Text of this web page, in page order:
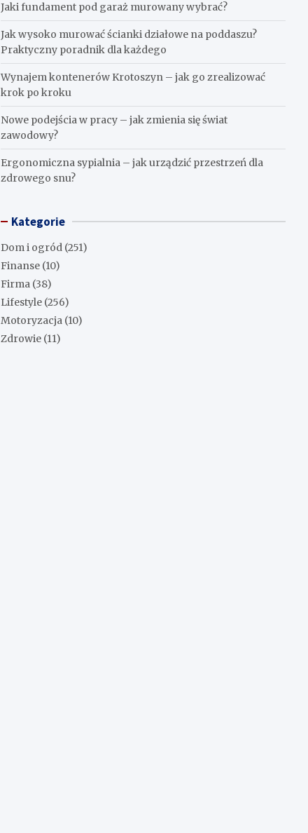
Jaki fundament pod garaż murowany wybrać?
Jak wysoko murować ścianki działowe na poddaszu?
Praktyczny poradnik dla każdego
Wynajem kontenerów Krotoszyn – jak go zrealizować
krok po kroku
Nowe podejścia w pracy – jak zmienia się świat
zawodowy?
Ergonomiczna sypialnia – jak urządzić przestrzeń dla
zdrowego snu?
Kategorie
Dom i ogród (251)
Finanse (10)
Firma (38)
Lifestyle (256)
Motoryzacja (10)
Zdrowie (11)